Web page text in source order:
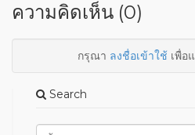
ความคิดเห็น (0)
กรุณา ลงชื่อเข้าใช้เพื่อ
Search